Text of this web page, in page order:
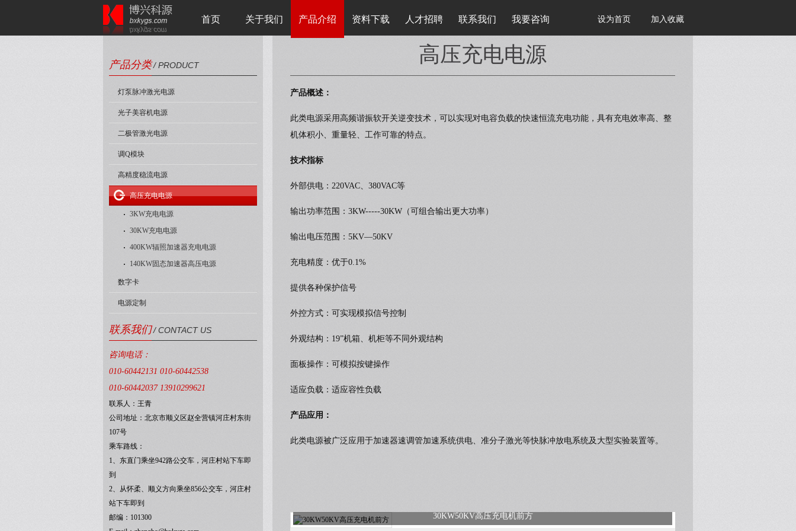
首页 关于我们 产品介绍 资料下载 人才招聘 联系我们 我要咨询 设为首页 加入收藏
产品分类/ PRODUCT
灯泵脉冲激光电源
光子美容机电源
二极管激光电源
调Q模块
高精度稳流电源
高压充电电源
3KW充电电源
30KW充电电源
400KW辐照加速器充电电源
140KW固态加速器高压电源
数字卡
电源定制
联系我们/ CONTACT US
咨询电话：
010-60442131 010-60442538
010-60442037 13910299621
联系人：王青
公司地址：北京市顺义区赵全营镇河庄村东街
107号
乘车路线：
1、东直门乘坐942路公交车，河庄村站下车即
到
2、从怀柔、顺义方向乘坐856公交车，河庄村
站下车即到
邮编：101300
高压充电电源
产品概述：
此类电源采用高频谐振软开关逆变技术，可以实现对电容负载的快速恒流充电功能，具有充电效率高、整
机体积小、重量轻、工作可靠的特点。
技术指标
外部供电：220VAC、380VAC等
输出功率范围：3KW-----30KW（可组合输出更大功率）
输出电压范围：5KV—50KV
充电精度：优于0.1%
提供各种保护信号
外控方式：可实现模拟信号控制
外观结构：19”机箱、机柜等不同外观结构
面板操作：可模拟按键操作
适应负载：适应容性负载
产品应用：
此类电源被广泛应用于加速器速调管加速系统供电、准分子激光等快脉冲放电系统及大型实验装置等。
30KW50KV高压充电机前方